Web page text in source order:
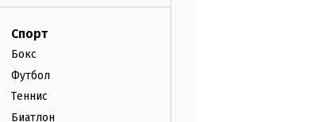
Спорт
Бокс
Футбол
Теннис
Биатлон